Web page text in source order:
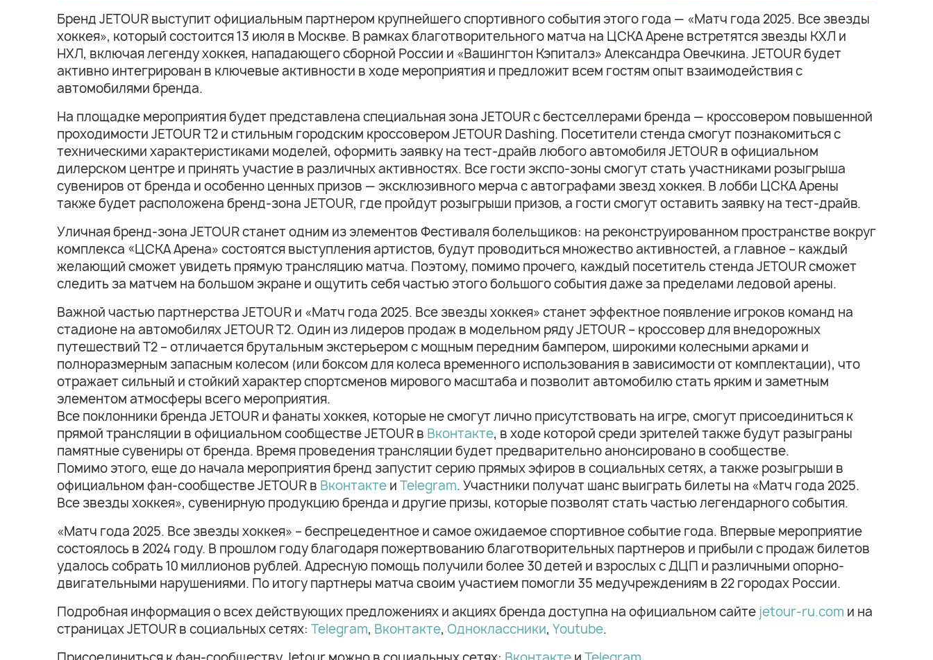
Бренд JETOUR выступит официальным партнером крупнейшего спортивного события этого года — «Матч года 2025. Все звезды
хоккея», который состоится 13 июля в Москве. В рамках благотворительного матча на ЦСКА Арене встретятся звезды КХЛ и
НХЛ, включая легенду хоккея, нападающего сборной России и «Вашингтон Кэпиталз» Александра Овечкина. JETOUR будет
активно интегрирован в ключевые активности в ходе мероприятия и предложит всем гостям опыт взаимодействия с
автомобилями бренда.
На площадке мероприятия будет представлена специальная зона JETOUR с бестселлерами бренда — кроссовером повышенной
проходимости JETOUR T2 и стильным городским кроссовером JETOUR Dashing. Посетители стенда смогут познакомиться с
техническими характеристиками моделей, оформить заявку на тест-драйв любого автомобиля JETOUR в официальном
дилерском центре и принять участие в различных активностях. Все гости экспо-зоны смогут стать участниками розыгрыша
сувениров от бренда и особенно ценных призов — эксклюзивного мерча с автографами звезд хоккея. В лобби ЦСКА Арены
также будет расположена бренд-зона JETOUR, где пройдут розыгрыши призов, а гости смогут оставить заявку на тест-драйв.
Уличная бренд-зона JETOUR станет одним из элементов Фестиваля болельщиков: на реконструированном пространстве вокруг
комплекса «ЦСКА Арена» состоятся выступления артистов, будут проводиться множество активностей, а главное – каждый
желающий сможет увидеть прямую трансляцию матча. Поэтому, помимо прочего, каждый посетитель стенда JETOUR сможет
следить за матчем на большом экране и ощутить себя частью этого большого события даже за пределами ледовой арены.
Важной частью партнерства JETOUR и «Матч года 2025. Все звезды хоккея» станет эффектное появление игроков команд на
стадионе на автомобилях JETOUR T2. Один из лидеров продаж в модельном ряду JETOUR – кроссовер для внедорожных
путешествий T2 – отличается брутальным экстерьером с мощным передним бампером, широкими колесными арками и
полноразмерным запасным колесом (или боксом для колеса временного использования в зависимости от комплектации), что
отражает сильный и стойкий характер спортсменов мирового масштаба и позволит автомобилю стать ярким и заметным
элементом атмосферы всего мероприятия.
Все поклонники бренда JETOUR и фанаты хоккея, которые не смогут лично присутствовать на игре, смогут присоединиться к
прямой трансляции в официальном сообществе JETOUR в Вконтакте, в ходе которой среди зрителей также будут разыграны
памятные сувениры от бренда. Время проведения трансляции будет предварительно анонсировано в сообществе.
Помимо этого, еще до начала мероприятия бренд запустит серию прямых эфиров в социальных сетях, а также розыгрыши в
официальном фан-сообществе JETOUR в Вконтакте и Telegram. Участники получат шанс выиграть билеты на «Матч года 2025.
Все звезды хоккея», сувенирную продукцию бренда и другие призы, которые позволят стать частью легендарного события.
«Матч года 2025. Все звезды хоккея» – беспрецедентное и самое ожидаемое спортивное событие года. Впервые мероприятие
состоялось в 2024 году. В прошлом году благодаря пожертвованию благотворительных партнеров и прибыли с продаж билетов
удалось собрать 10 миллионов рублей. Адресную помощь получили более 30 детей и взрослых с ДЦП и различными опорно-
двигательными нарушениями. По итогу партнеры матча своим участием помогли 35 медучреждениям в 22 городах России.
Подробная информация о всех действующих предложениях и акциях бренда доступна на официальном сайте jetour-ru.com и на
страницах JETOUR в социальных сетях: Telegram, Вконтакте, Одноклассники, Youtube.